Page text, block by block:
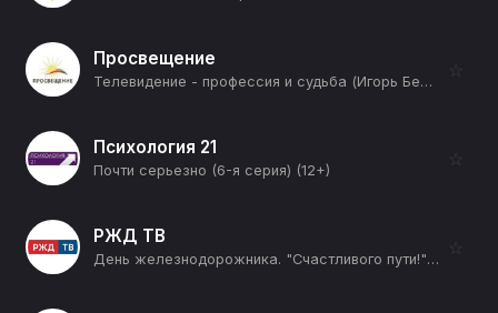
Просвещение
Телевидение - профессия и судьба (Игорь Беляев - режиссер-документалист: Часть 3-я) (12+)
☆
Психология 21
Почти серьезно (6-я серия) (12+)
☆
РЖД ТВ
День железнодорожника. "Счастливого пути!" (12+)
☆